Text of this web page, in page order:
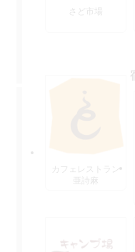
さど市場
カフェレストラン
亜詩麻